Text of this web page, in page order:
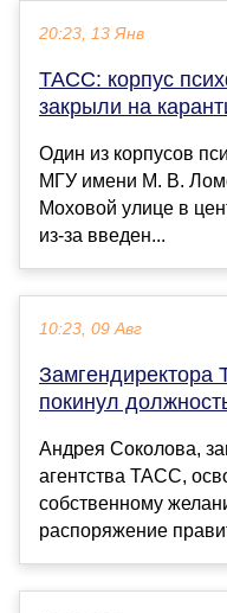
20:23, 13 Янв
ТАСС: корпус
закрыли на
Один из корпусов
МГУ имени М. В.
Моховой улице в
из-за введен...
10:23, 09 Авг
покинул
Андрея Соколова,
агентства ТАСС,
собственному
распоряжение